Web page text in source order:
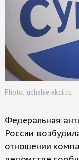
Photo: luchshie-akcii.ru
Федеральная
России
отношении